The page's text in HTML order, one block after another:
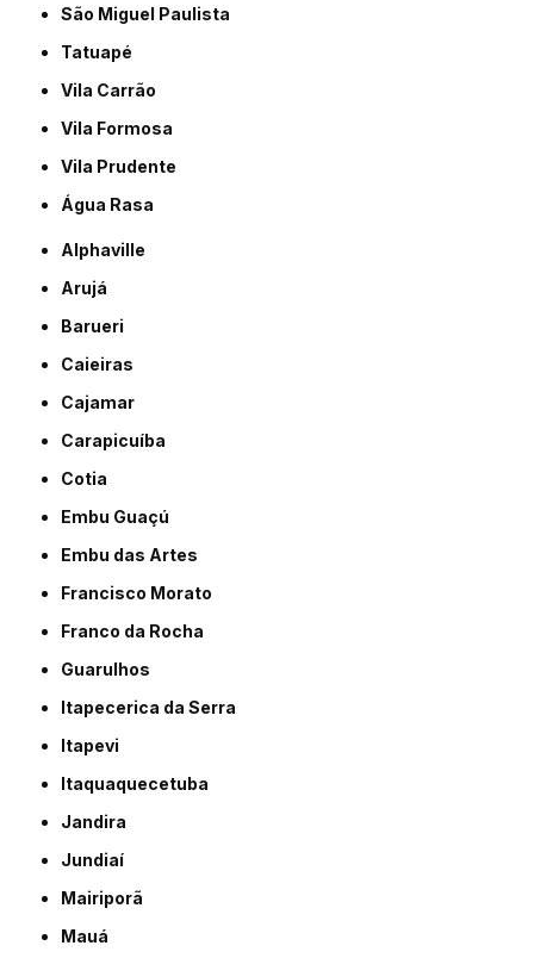
São Miguel Paulista
Tatuapé
Vila Carrão
Vila Formosa
Vila Prudente
Água Rasa
Alphaville
Arujá
Barueri
Caieiras
Cajamar
Carapicuíba
Cotia
Embu Guaçú
Embu das Artes
Francisco Morato
Franco da Rocha
Guarulhos
Itapecerica da Serra
Itapevi
Itaquaquecetuba
Jandira
Jundiaí
Mairiporã
Mauá